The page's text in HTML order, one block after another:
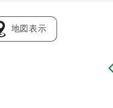
地図表示